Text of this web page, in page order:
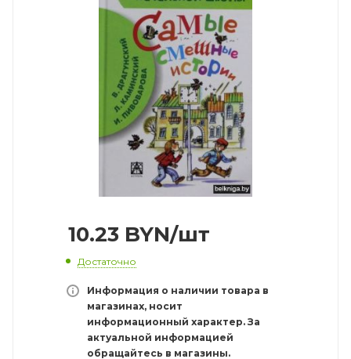
10.23 BYN/шт
Достаточно
Информация о наличии товара в
магазинах, носит
информационный характер. За
актуальной информацией
обращайтесь в магазины.